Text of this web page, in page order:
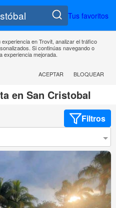
Tus favoritos
en Trovit, analizar el tráfico
Si continúas navegando o
experiencia mejorada.
ACEPTAR
BLOQUEAR
en San Cristobal
Filtros